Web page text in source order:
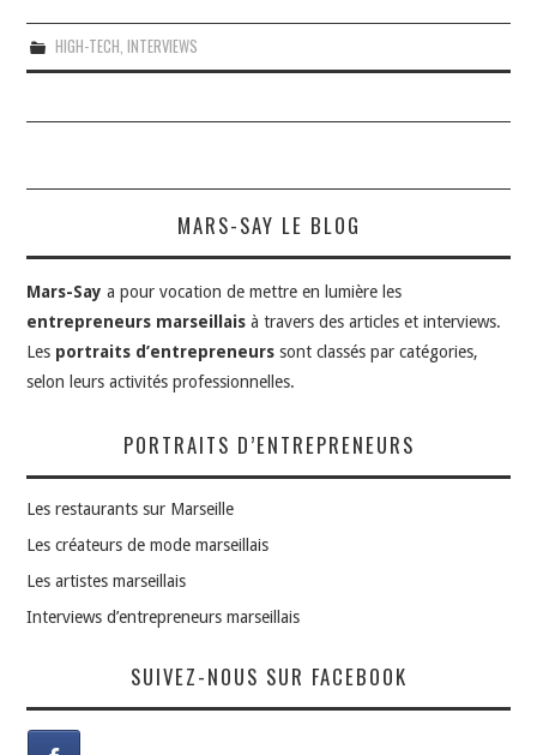
HIGH-TECH, INTERVIEWS
MARS-SAY LE BLOG
Mars-Say a pour vocation de mettre en lumière les
entrepreneurs marseillais à travers des articles et interviews.
Les portraits d’entrepreneurs sont classés par catégories,
selon leurs activités professionnelles.
PORTRAITS D’ENTREPRENEURS
Les restaurants sur Marseille
Les créateurs de mode marseillais
Les artistes marseillais
Interviews d’entrepreneurs marseillais
SUIVEZ-NOUS SUR FACEBOOK